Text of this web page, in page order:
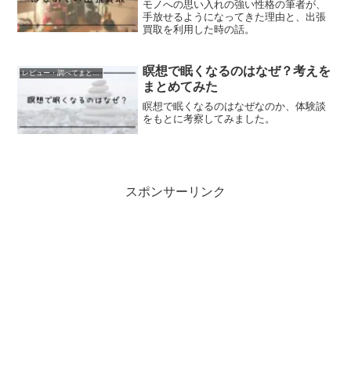
モノへの思い入れの強い性格の筆者が、
手放せるようになってきた理由と、出張
買取を利用した時の話。
レビュー・調べてまとめたこと
瞑想で眠くなるのはなぜ？考えを
まとめてみた
瞑想で眠くなるのはなぜなのか、体験談
をもとに考察してみました。
スポンサーリンク